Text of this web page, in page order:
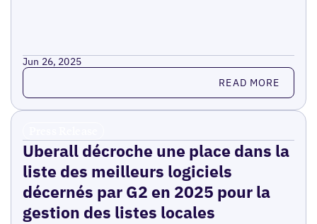
Jun 26, 2025
Read more READ MORE
Uberall décroche une place dans la
liste des meilleurs logiciels
décernés par G2 en 2025 pour la
gestion des listes locales